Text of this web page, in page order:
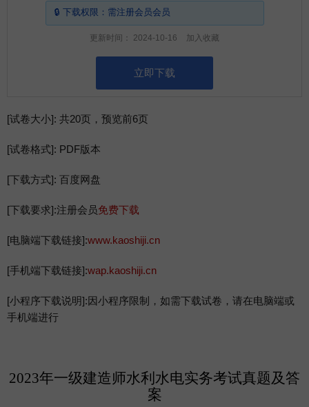
🔒 下载权限： 需注册会员会员
更新时间： 2024-10-16 加入收藏
立即下载
[试卷大小]: 共20页，预览前6页
[试卷格式]: PDF版本
[下载方式]: 百度网盘
[下载要求]:注册会员免费下载
[电脑端下载链接]:www.kaoshiji.cn
[手机端下载链接]:wap.kaoshiji.cn
[小程序下载说明]:因小程序限制，如需下载试卷，请在电脑端或
手机端进行
2023年一级建造师水利水电实务考试真题及答
案